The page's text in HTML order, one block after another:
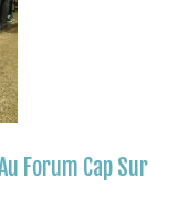
Forum Cap Sur